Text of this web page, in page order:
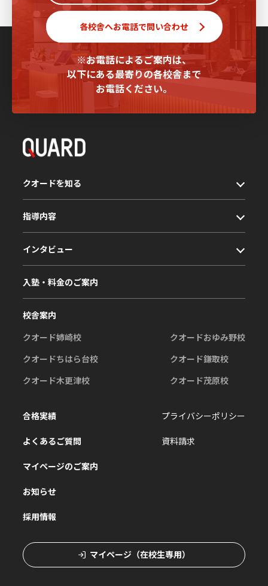
各校舎へお電話で問い合わせ
※お電話によるご案内は、
以下にある最寄りの各校舎まで
お電話ください。
クオードを知る
指導内容
校舎案内
クオード姉崎校
クオードちはら台校
クオード木更津校
クオードおゆみ野校
クオード鎌取校
クオード茂原校
インタビュー
入塾・料金のご案内
合格実績
よくあるご質問
マイページのご案内
お知らせ
採用情報
プライバシーポリシー
資料請求
マイページ（在校生専用）